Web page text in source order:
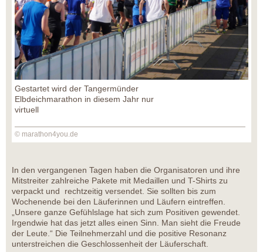
Gestartet wird der Tangermünder
Elbdeichmarathon in diesem Jahr nur
virtuell
© marathon4you.de
In den vergangenen Tagen haben die Organisatoren und ihre
Mitstreiter zahlreiche Pakete mit Medaillen und T-Shirts zu
verpackt und rechtzeitig versendet. Sie sollten bis zum
Wochenende bei den Läuferinnen und Läufern eintreffen.
„Unsere ganze Gefühlslage hat sich zum Positiven gewendet.
Irgendwie hat das jetzt alles einen Sinn. Man sieht die Freude
der Leute.“ Die Teilnehmerzahl und die positive Resonanz
unterstreichen die Geschlossenheit der Läuferschaft.